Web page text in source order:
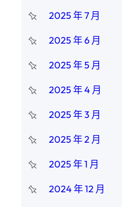
2025 年 7 月
2025 年 6 月
2025 年 5 月
2025 年 4 月
2025 年 3 月
2025 年 2 月
2025 年 1 月
2024 年 12 月